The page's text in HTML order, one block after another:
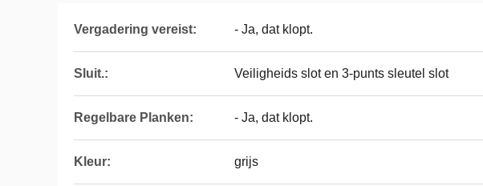
Vergadering vereist: - Ja, dat klopt.
Sluit.: Veiligheids slot en 3-punts sleutel slot
Regelbare Planken: - Ja, dat klopt.
Kleur: grijs